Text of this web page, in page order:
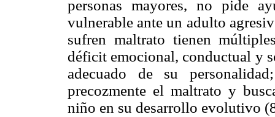
personas mayores, no pide
vulnerable ante un adulto
sufren maltrato tienen
déficit emocional, conductual y
adecuado de su
precozmente el maltrato y
niño en su desarrollo evolutivo